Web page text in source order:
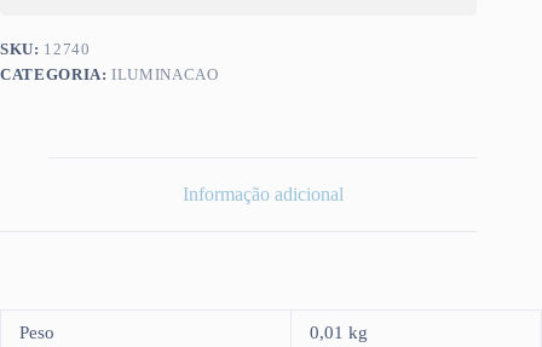
SKU: 12740
CATEGORIA:ILUMINACAO
Informação adicional
Peso 0,01 kg